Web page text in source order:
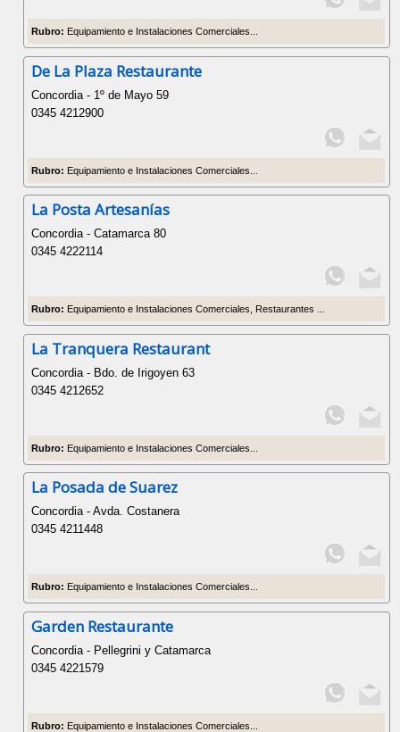
Rubro: Equipamiento e Instalaciones Comerciales...
De La Plaza Restaurante
Concordia - 1º de Mayo 59
0345 4212900
Rubro: Equipamiento e Instalaciones Comerciales...
La Posta Artesanías
Concordia - Catamarca 80
0345 4222114
Rubro: Equipamiento e Instalaciones Comerciales, Restaurantes ...
La Tranquera Restaurant
Concordia - Bdo. de Irigoyen 63
0345 4212652
Rubro: Equipamiento e Instalaciones Comerciales...
La Posada de Suarez
Concordia - Avda. Costanera
0345 4211448
Rubro: Equipamiento e Instalaciones Comerciales...
Garden Restaurante
Concordia - Pellegrini y Catamarca
0345 4221579
Rubro: Equipamiento e Instalaciones Comerciales...